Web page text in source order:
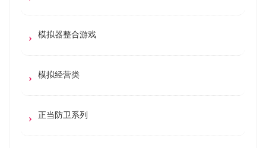
模拟器整合游戏
模拟经营类
正当防卫系列